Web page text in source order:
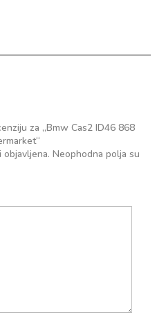
za „Bmw Cas2 ID46 868
Neophodna polja su